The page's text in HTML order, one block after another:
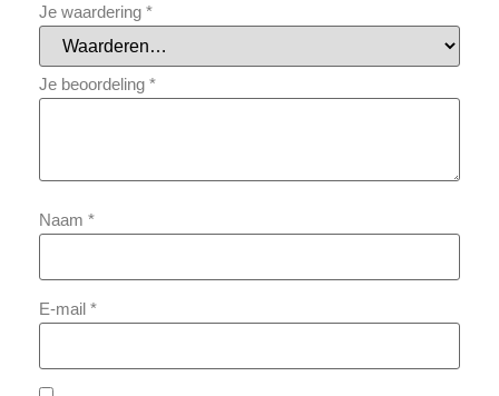
Je waardering *
Je beoordeling *
Naam *
E-mail *